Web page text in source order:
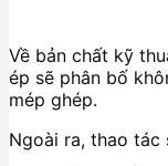
Về bản chất kỹ
ép sẽ phân bố
mép ghép.
Ngoài ra, thao